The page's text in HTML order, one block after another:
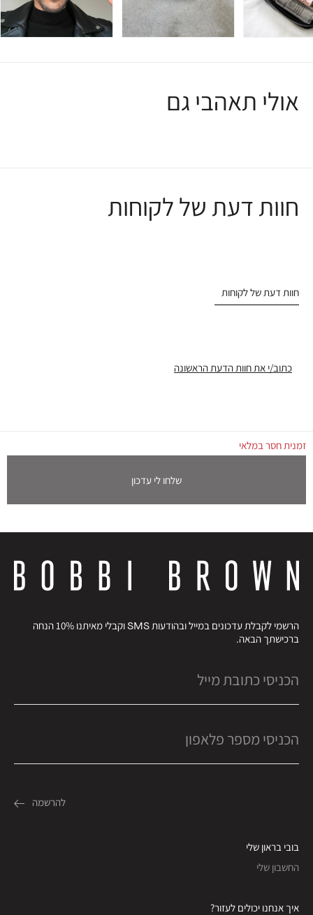
אולי תאהבי גם
חוות דעת של לקוחות
חוות דעת של לקוחות
כתוב/י את חוות הדעת הראשונה
זמנית חסר במלאי
שלחו לי עדכון
הרשמי לקבלת עדכונים במייל ובהודעות SMS וקבלי מאיתנו 10% הנחה
ברכישתך הבאה.
בובי בראון שלי
החשבון שלי
איך אנחנו יכולים לעזור?